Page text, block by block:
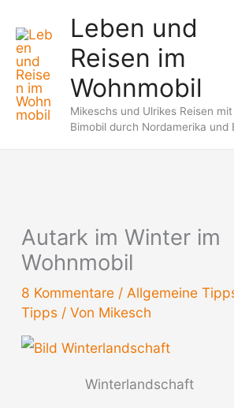
Inhalt
springen
Leben und
Reisen im
Wohnmobil
Mikeschs und Ulrikes Reisen
Bimobil durch Nordamerika und
Autark im Winter im
Wohnmobil
8 Kommentare / Allgemeine
Tipps/ Von Mikesch
Winterlandschaft